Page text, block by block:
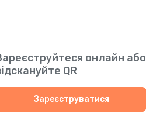
онлайн або
QR
Зареєструватися